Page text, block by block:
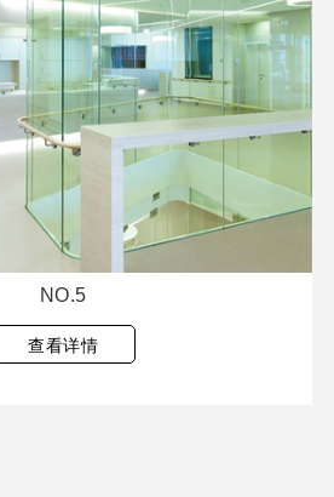
NO.5
查看详情